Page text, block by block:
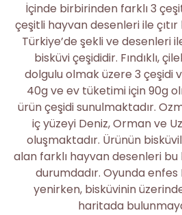
İçinde birbirinden farklı 3
çeşitli hayvan desenleri ile
Türkiye’de şekli ve desenleri
bisküvi çeşididir. Fındıklı,
dolgulu olmak üzere 3 çeşidi
40g ve ev tüketimi için 90g
ürün çeşidi sunulmaktadır.
iç yüzeyi Deniz, Orman ve
oluşmaktadır. Ürünün
alan farklı hayvan desenleri
durumdadır. Oyunda
yenirken, bisküvinin
haritada bulunmaya